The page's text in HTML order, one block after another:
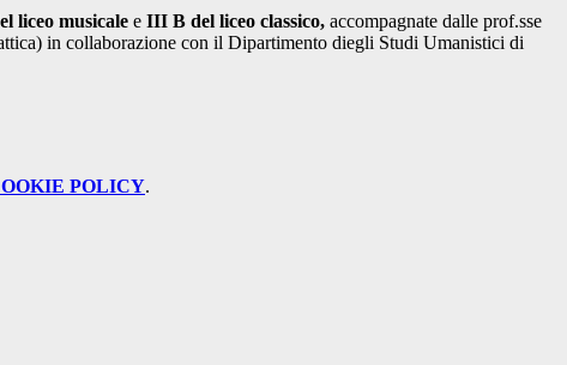
liceo musicale e III B del liceo classico, accompagnate dalle prof.sse
in collaborazione con il Dipartimento diegli Studi Umanistici di
POLICY.